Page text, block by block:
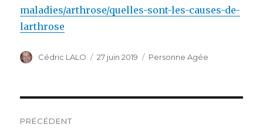
maladies/arthrose/quelles-sont-les-causes-de-
larthrose
Auteur
Cédric LALO
Publié
27 juin 2019 Catégories
Personne Agée
PRÉCÉDENT